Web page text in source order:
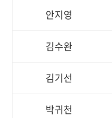
안지영
김수완
김기선
박귀천